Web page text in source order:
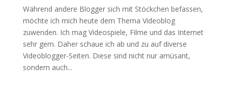
Während andere Blogger sich mit Stöckchen befassen,
möchte ich mich heute dem Thema Videoblog
zuwenden. Ich mag Videospiele, Filme und das Internet
sehr gern. Daher schaue ich ab und zu auf diverse
Videoblogger-Seiten. Diese sind nicht nur amüsant,
sondern auch...